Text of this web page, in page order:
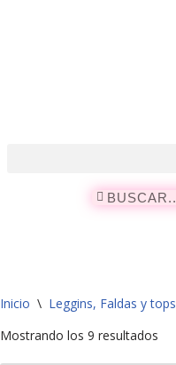
Inicio \ Leggins, Faldas y tops
Mostrando los 9 resultados